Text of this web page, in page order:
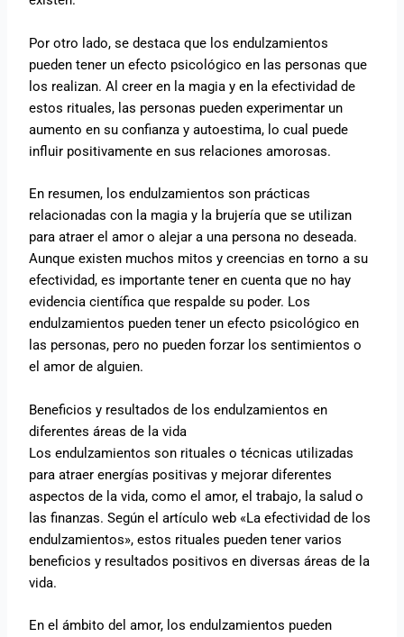
Por otro lado, se destaca que los endulzamientos
pueden tener un efecto psicológico en las personas que
los realizan. Al creer en la magia y en la efectividad de
estos rituales, las personas pueden experimentar un
aumento en su confianza y autoestima, lo cual puede
influir positivamente en sus relaciones amorosas.
En resumen, los endulzamientos son prácticas
relacionadas con la magia y la brujería que se utilizan
para atraer el amor o alejar a una persona no deseada.
Aunque existen muchos mitos y creencias en torno a su
efectividad, es importante tener en cuenta que no hay
evidencia científica que respalde su poder. Los
endulzamientos pueden tener un efecto psicológico en
las personas, pero no pueden forzar los sentimientos o
el amor de alguien.
Beneficios y resultados de los endulzamientos en
diferentes áreas de la vida
Los endulzamientos son rituales o técnicas utilizadas
para atraer energías positivas y mejorar diferentes
aspectos de la vida, como el amor, el trabajo, la salud o
las finanzas. Según el artículo web «La efectividad de los
endulzamientos», estos rituales pueden tener varios
beneficios y resultados positivos en diversas áreas de la
vida.
En el ámbito del amor, los endulzamientos pueden